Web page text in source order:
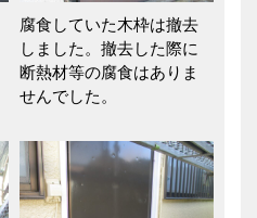
腐食していた木枠は撤去
しました。撤去した際に
断熱材等の腐食はありま
せんでした。